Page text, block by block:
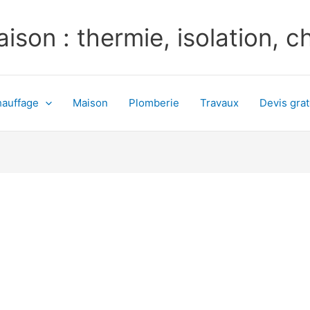
: thermie, isolation,
Maison Plomberie Travaux Devis